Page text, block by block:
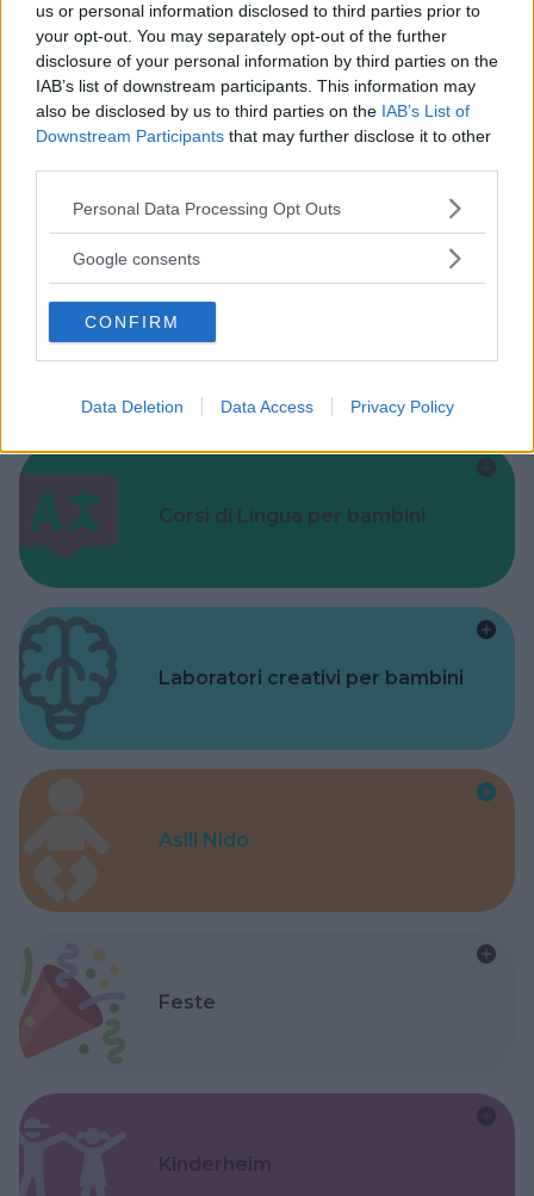
us or personal information disclosed to third parties prior to
your opt-out. You may separately opt-out of the further
disclosure of your personal information by third parties on the
IAB’s list of downstream participants. This information may
also be disclosed by us to third parties on the IAB’s List of
Downstream Participants that may further disclose it to other
Please note that this website/app uses one or more Google
not limited to your visit or usage behaviour. You may click to
use your data for below specified purposes in below Google
consent section.
Personal Data Processing Opt Outs
Google consents
CONFIRM
Data Deletion Data Access Privacy Policy
Cerca altre strutture
Corsi di Lingua per bambini
Laboratori creativi per bambini
Asili Nido
Feste
Kinderheim